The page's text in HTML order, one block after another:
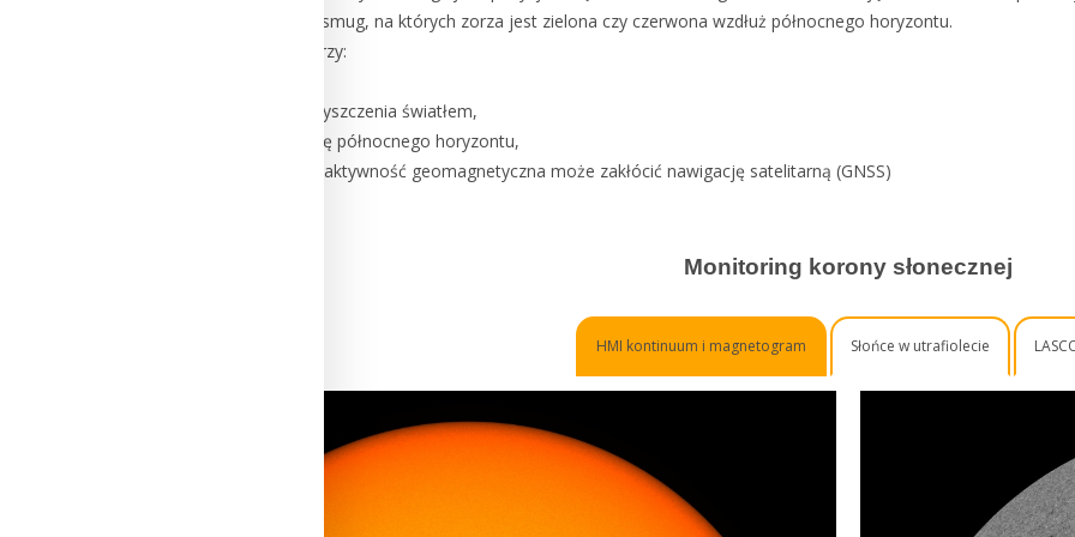
osiągnięcie efektu rozmytych smug, na których zorza jest zielona czy czerwona wzdłuż północnego horyzontu.
Wskazówki w celu ujrzenia zorzy:
– Ciemne miejsce bez zanieczyszczenia światłem,
– Skierowanie wzroku w stronę północnego horyzontu,
– Zachowaj ostrożność, gdyż aktywność geomagnetyczna może zakłócić nawigację satelitarną (GNSS)
Monitoring korony słonecznej
HMI kontinuum i magnetogram Słońce w utrafiolecie